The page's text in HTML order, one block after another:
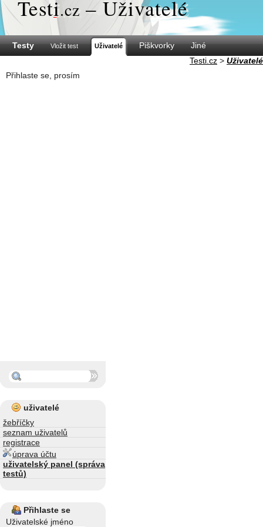
Testi.cz – Uživatelé
Testy Vložit test Uživatelé Piškvorky
Jiné
Testi.cz > Uživatelé
Přihlaste se, prosím
uživatelé
žebříčky
seznam uživatelů
registrace
úprava účtu
uživatelský panel (správa
testů)
Přihlaste se
Uživatelské jméno